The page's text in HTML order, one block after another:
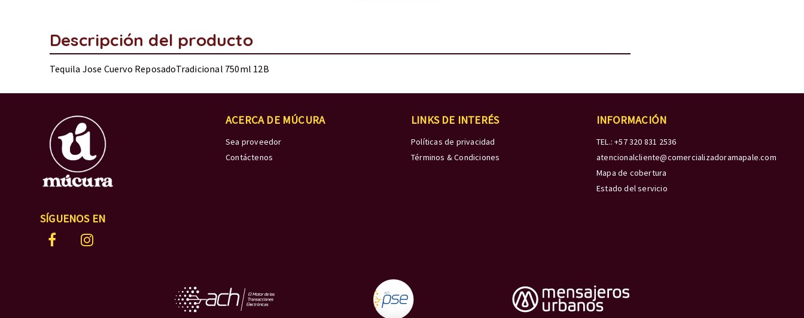
Descripción del producto
Tequila Jose Cuervo ReposadoTradicional 750ml 12B
SÍGUENOS EN
ACERCA DE MÚCURA
Sea proveedor
Contáctenos
LINKS DE INTERÉS
Políticas de privacidad
Términos & Condiciones
INFORMACIÓN
TEL.: +57 320 831 2536
atencionalcliente@comercializadoramapale.com
Mapa de cobertura
Estado del servicio